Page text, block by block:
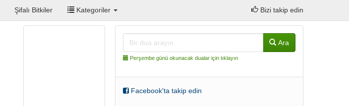
Şifalı Bitkiler Kategoriler Bizi takip edin
Ara
Perşembe günü okunacak dualar için tıklayın
Facebook'ta takip edin